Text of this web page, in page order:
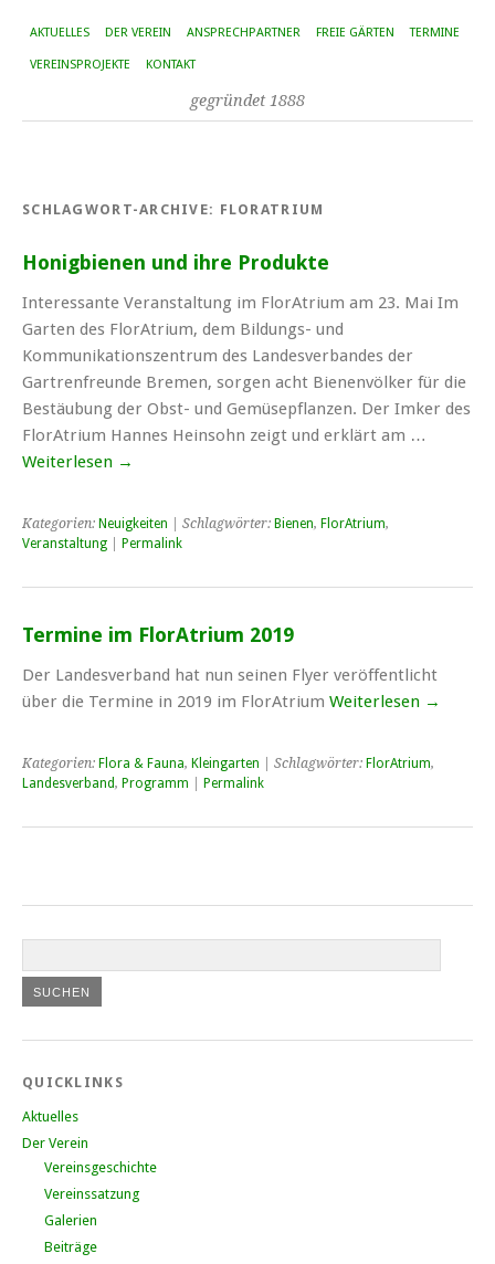
AKTUELLES DER VEREIN ANSPRECHPARTNER FREIE GÄRTEN TERMINE
VEREINSPROJEKTE KONTAKT
gegründet 1888
SCHLAGWORT-ARCHIVE: FLORATRIUM
Honigbienen und ihre Produkte
Interessante Veranstaltung im FlorAtrium am 23. Mai Im
Garten des FlorAtrium, dem Bildungs- und
Kommunikationszentrum des Landesverbandes der
Gartrenfreunde Bremen, sorgen acht Bienenvölker für die
Bestäubung der Obst- und Gemüsepflanzen. Der Imker des
FlorAtrium Hannes Heinsohn zeigt und erklärt am …
Weiterlesen →
Kategorien: Neuigkeiten | Schlagwörter: Bienen, FlorAtrium,
Veranstaltung
Permalink
Termine im FlorAtrium 2019
Der Landesverband hat nun seinen Flyer veröffentlicht
über die Termine in 2019 im FlorAtrium Weiterlesen →
Kategorien: Flora & Fauna, Kleingarten | Schlagwörter: FlorAtrium,
Landesverband, Programm Permalink
QUICKLINKS
Aktuelles
Der Verein
Vereinsgeschichte
Vereinssatzung
Galerien
Beiträge